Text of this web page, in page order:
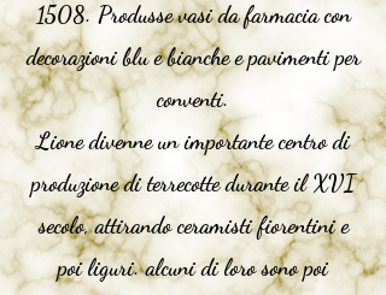
1508. Produsse vasi da farmacia con
decorazioni blu e bianche e pavimenti per
conventi.
Lione divenne un importante centro di
produzione di terrecotte durante il XVI
secolo, attirando ceramisti fiorentini e
poi liguri. alcuni di loro sono poi